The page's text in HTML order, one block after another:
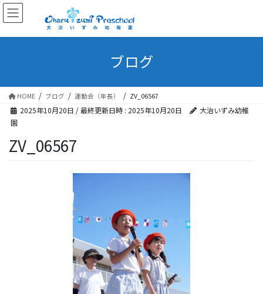
ブログ
HOME ブログ 運動会（年長） ZV_06567
2025年10月20日 / 最終更新日時 : 2025年10月20日
大治いずみ幼稚
園
ZV_06567